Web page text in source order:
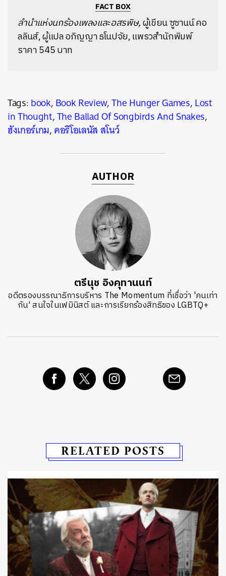
FACT BOX
ลำนำแห่งนกร้องเพลงและอสรพิษ,ผู้เขียน ซูซานน์ คอ
ลลินส์, ผู้แปล อภิญญา ธโนปจัย, แพรวสำนักพิมพ์
ราคา 545 บาท
Tags:book,Book Review,The Hunger Games,Lost
in Thought,The Ballad Of Songbirds And Snakes,
ฮังเกอร์เกม,คอริโอเลนัส สโนว์
AUTHOR
ตรีนุช อิงคุทานนท์
อดีตรองบรรณาธิการบริหาร The Momentum ที่เชื่อว่า 'คนเท่า
กัน' สนใจในเฟมินิสต์ และการเรียกร้องสิทธิของ LGBTQ+
RELATED POSTS